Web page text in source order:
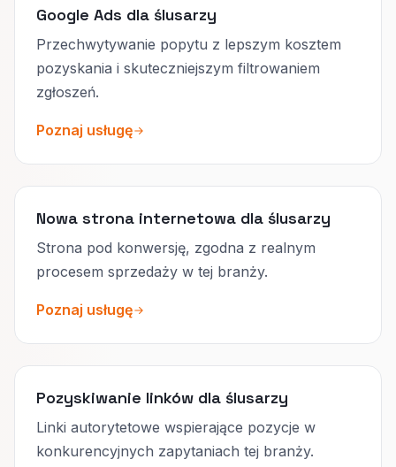
Google Ads dla ślusarzy
Przechwytywanie popytu z lepszym kosztem
pozyskania i skuteczniejszym filtrowaniem
zgłoszeń.
Poznaj usługę
Nowa strona internetowa dla ślusarzy
Strona pod konwersję, zgodna z realnym
procesem sprzedaży w tej branży.
Poznaj usługę
Pozyskiwanie linków dla ślusarzy
Linki autorytetowe wspierające pozycje w
konkurencyjnych zapytaniach tej branży.